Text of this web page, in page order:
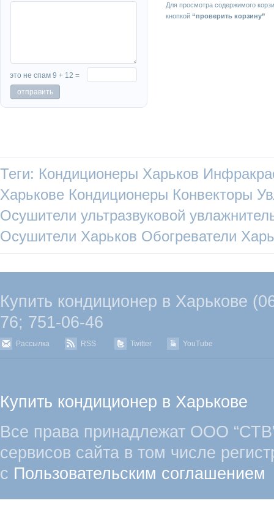
это не спам 9 + 12 =
Для просмотра содержимого
кнопкой “проверить корзину”
Теги: Кондиционеры Харьков
Харькове Кондиционеры Конвекторы
Осушители ультразвуковой
Осушители Харьков Обогреватели
Купить кондиционер в Харькове
76; 751-06-46
Рассылка RSS Twitter YouTube
Купить кондиционер в Харькове
Все права принадлежат ООО
сервисов сайта в том числе
с Пользовательским соглашением